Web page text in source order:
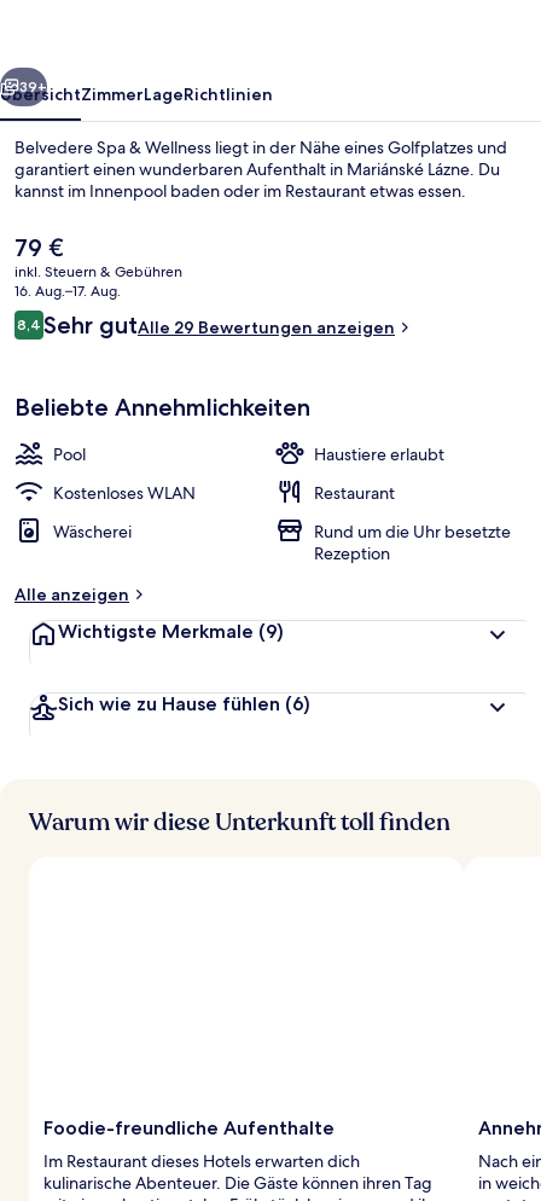
Weiter
39+
ÜbersichtZimmerLageRichtlinien
Belvedere Spa & Wellness liegt in der Nähe eines Golfplatzes und
garantiert einen wunderbaren Aufenthalt in Mariánské Lázne. Du
kannst im Innenpool baden oder im Restaurant etwas essen.
Der
aktuelle
Preis
beträgt
79 €.
79 €
inkl. Steuern & Gebühren
16. Aug.–17. Aug.
Bewertungen
8,48,4 von 10.
Sehr gutAlle 29 Bewertungen anzeigen
Beliebte Annehmlichkeiten
Pool
Haustiere erlaubt
Kostenloses WLAN
Restaurant
Wäscherei
Rund um die Uhr besetzte
Rezeption
Alle anzeigen
Wichtigste Merkmale (9)
Sich wie zu Hause fühlen (6)
Warum wir diese Unterkunft toll finden
Foodie-freundliche Aufenthalte
Im Restaurant dieses Hotels erwarten dich
kulinarische Abenteuer. Die Gäste können ihren Tag
Nach
in